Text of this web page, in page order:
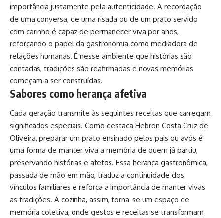
importância justamente pela autenticidade. A recordação
de uma conversa, de uma risada ou de um prato servido
com carinho é capaz de permanecer viva por anos,
reforçando o papel da gastronomia como mediadora de
relações humanas. É nesse ambiente que histórias são
contadas, tradições são reafirmadas e novas memórias
começam a ser construídas.
Sabores como herança afetiva
Cada geração transmite às seguintes receitas que carregam
significados especiais. Como destaca Hebron Costa Cruz de
Oliveira, preparar um prato ensinado pelos pais ou avós é
uma forma de manter viva a memória de quem já partiu,
preservando histórias e afetos. Essa herança gastronômica,
passada de mão em mão, traduz a continuidade dos
vínculos familiares e reforça a importância de manter vivas
as tradições. A cozinha, assim, torna-se um espaço de
memória coletiva, onde gestos e receitas se transformam